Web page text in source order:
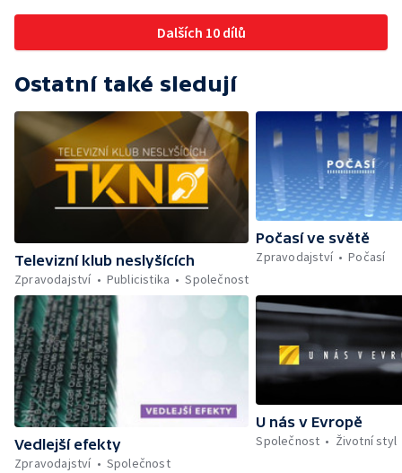
Dalších 10 dílů
Ostatní také sledují
Televizní klub neslyšících
Zpravodajství
Publicistika Společnost
Počasí ve světě
Zpravodajství
Počasí
Vedlejší efekty
Zpravodajství
Společnost
U nás v Evropě
Společnost
Životní styl